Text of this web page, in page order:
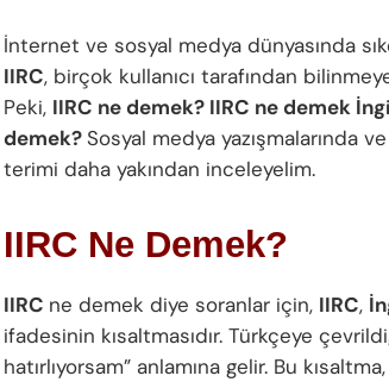
İnternet ve sosyal medya dünyasında
IIRC, birçok kullanıcı tarafından
Peki, IIRC ne demek? IIRC ne demek
demek? Sosyal medya yazışmalarında
terimi daha yakından inceleyelim.
IIRC Ne Demek?
IIRC ne demek diye soranlar için, IIRC,
ifadesinin kısaltmasıdır. Türkçeye
hatırlıyorsam” anlamına gelir. Bu